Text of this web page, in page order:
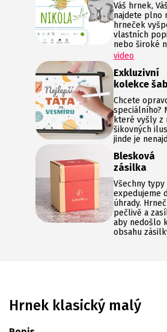
Váš hrnek,
najdete plno
hrneček
vlastních
nebo široké
video
Exkluzivní
kolekce
Chcete
speciálního?
které vyšly z
šikovných
jinde je
Blesková
zásilka
Všechny
expedujeme
úhrady.
pečlivě a
aby nedošlo
obsahu
Hrnek klasický malý